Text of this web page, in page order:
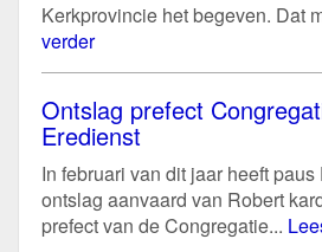
Kerkprovincie het begeven. Dat
verder
Ontslag prefect
Eredienst
In februari van dit jaar heeft
ontslag aanvaard van Robert
prefect van de Congregatie...